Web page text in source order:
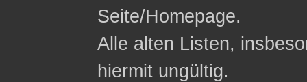
Seite/Homepage.
Alle alten Listen,
hiermit ungültig.